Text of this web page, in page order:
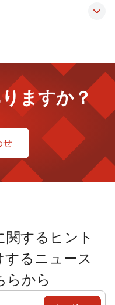
ますか？
せ
するヒント
るニュース
らから